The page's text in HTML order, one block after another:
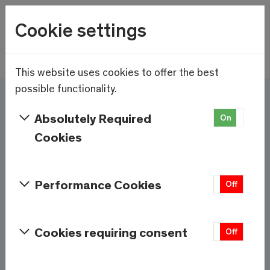
Skip to main content
14.5°C
Wetter
Ici et maintenant - Saas-
Fee/Saastal est prêt
Cookie settings
This website uses cookies to offer the best
possible functionality.
Absolutely Required
Cookies
On
Performance Cookies Off
Cookies requiring consent Off